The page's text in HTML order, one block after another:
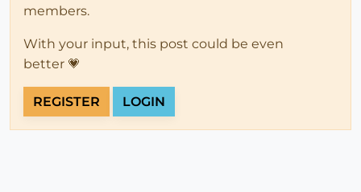
members.
With your input, this post could be even
better 💗
REGISTER LOGIN